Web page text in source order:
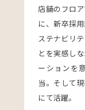
店舗のフロ
に、新卒採
ステナビリ
とを実感し
ーションを
当。そして
にて活躍。